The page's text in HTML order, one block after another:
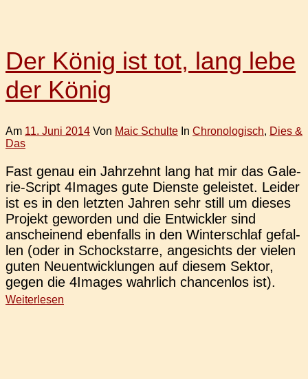
Der König ist tot, lang lebe
der König
Am 11. Juni 2014 Von Maic Schulte In Chronologisch, Dies &
Das
Fast genau ein Jahr­zehnt lang hat mir das Gale­
rie-Script 4Images gute Diens­te geleis­tet. Leider
ist es in den letz­ten Jahren sehr still um dieses
Pro­jekt gewor­den und die Ent­wick­ler sind
anschei­nend eben­falls in den Win­ter­schlaf gefal­
len (oder in Schock­star­re, ange­sichts der vielen
guten Neu­ent­wick­lun­gen auf diesem Sektor,
gegen die 4Images wahr­lich chan­cen­los ist).
Weiterlesen